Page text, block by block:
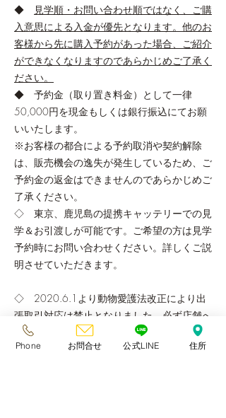
◆
見学順・お問い合わせ順ではなく、ご購
入意思による入金が優先となります。他のお
客様から先に購入予約があった場合、ご紹介
ができなくなりますのであらかじめご了承く
ださい。
◆ 予約金（取り置き料金）として一律
50,000円を現金もしくは銀行振込にてお願
いいたします。
※お客様の都合による予約取消や契約解除
は、販売機会の逸失が発生しているため、ご
予約金の返金はできませんのであらかじめご
了承ください。
◇ 東京、鹿児島の提携キャッテリーでの見
学＆お引渡しが可能です。ご希望の方は見学
予約時にお問い合わせください。詳しくご説
明させていただきます。
◇ 2020.6.1より動物愛護法改正により出
張取引対応は禁止となりました。必ず店舗へ
ご来店頂き、現物確認&対面説明をさせてい
ただきます。大変ご不便をおかけしますがご
Phone お問合せ 公式LINE 住所